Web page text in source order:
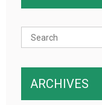
Search
for:
ARCHIVES